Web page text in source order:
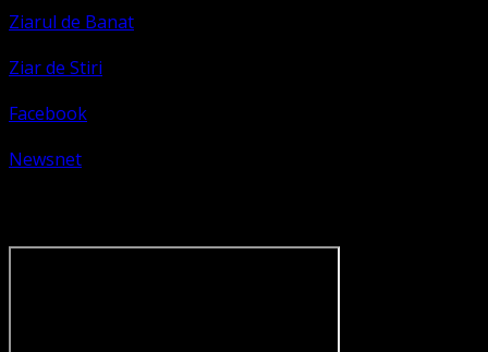
Ziarul de Banat
Ziar de Stiri
Facebook
Newsnet